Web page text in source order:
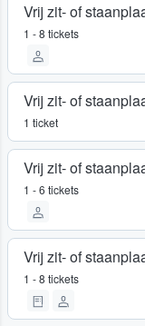
Vrij zit- of
1 - 8 tickets
Vrij zit- of
1 ticket
Vrij zit- of
1 - 6 tickets
Vrij zit- of
1 - 8 tickets